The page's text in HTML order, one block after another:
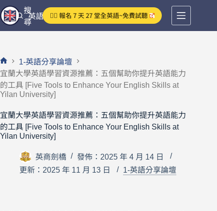
跳
至
主
容
英語分享論壇
搜
尋
👉🏻 報名 7 天 27 堂全英語~免費試聽
首
頁
1-英語分享論壇
宜蘭大學英語學習資源推薦：五個幫助你提升英語能力
的工具 [Five Tools to Enhance Your English Skills at
Yilan University]
宜蘭大學英語學習資源推薦：五個幫助你提升英語能力
的工具 [Five Tools to Enhance Your English Skills at
Yilan University]
英商劍橋
發佈：2025 年 4 月 14 日
更新：2025 年 11 月 13 日
1-英語分享論壇